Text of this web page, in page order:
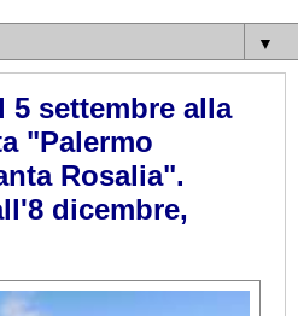
▼
5 settembre alla
"Palermo
Rosalia".
dicembre,